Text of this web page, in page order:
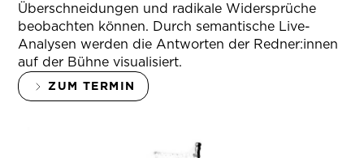
Überschneidungen und radikale Widersprüche
beobachten können. Durch semantische Live-
Analysen werden die Antworten der Redner:innen
auf der Bühne visualisiert.
ZUM TERMIN